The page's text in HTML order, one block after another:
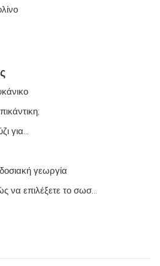
για...
γεωργία
Parmigiano Reggiano: πώς να επιλέξετε το σωστό